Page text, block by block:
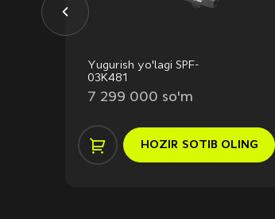
Yugurish yo'lagi SPF-
03K481
7 299 000 so'm
HOZIR SOTIB OLING